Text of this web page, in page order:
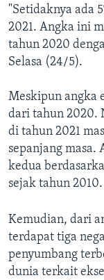
"Setidaknya ada
2021. Angka ini
tahun 2020
Selasa (24/5).
Meskipun angka
dari tahun 2020.
di tahun 2021
sepanjang masa.
kedua
sejak tahun 2010.
Kemudian, dari
terdapat tiga
penyumbang
dunia terkait